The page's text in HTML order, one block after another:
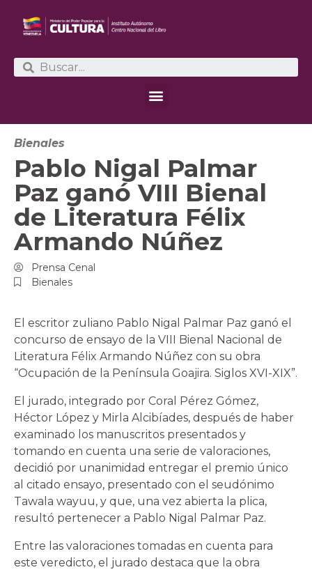
Bienales
Pablo Nigal Palmar
Paz ganó VIII Bienal
de Literatura Félix
Armando Núñez
Prensa Cenal
Bienales
El escritor zuliano Pablo Nigal Palmar Paz ganó el
concurso de ensayo de la VIII Bienal Nacional de
Literatura Félix Armando Núñez con su obra
“Ocupación de la Península Goajira. Siglos XVI-XIX”.
El jurado, integrado por Coral Pérez Gómez,
Héctor López y Mirla Alcibíades, después de haber
examinado los manuscritos presentados y
tomando en cuenta una serie de valoraciones,
decidió por unanimidad entregar el premio único
al citado ensayo, presentado con el seudónimo
Tawala wayuu, y que, una vez abierta la plica,
resultó pertenecer a Pablo Nigal Palmar Paz.
Entre las valoraciones tomadas en cuenta para
este veredicto, el jurado destaca que la obra